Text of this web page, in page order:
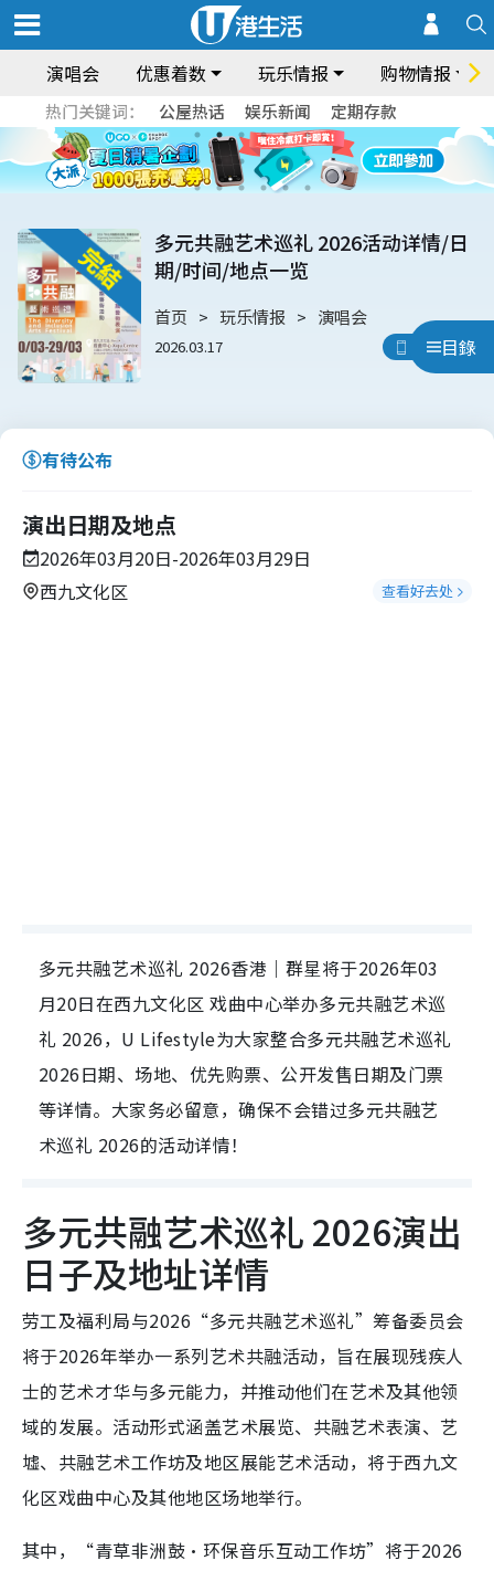
演唱会 优惠着数 玩乐情报 购物情报
热门关键词： 公屋热话 娱乐新闻 定期存款
目錄
多元共融艺术巡礼 2026活动详情/日
期/时间/地点一览
首页 玩乐情报 演唱会
2026.03.17 用App睇
有待公布
演出日期及地点
2026年03月20日-2026年03月29日
西九文化区
查看好去处
多元共融艺术巡礼 2026香港｜群星将于2026年03
月20日在西九文化区 戏曲中心举办多元共融艺术巡
礼 2026，U Lifestyle为大家整合多元共融艺术巡礼
2026日期、场地、优先购票、公开发售日期及门票
等详情。大家务必留意，确保不会错过多元共融艺
术巡礼 2026的活动详情！
多元共融艺术巡礼 2026演出
日子及地址详情
劳工及福利局与2026“多元共融艺术巡礼”筹备委员会
将于2026年举办一系列艺术共融活动，旨在展现残疾人
士的艺术才华与多元能力，并推动他们在艺术及其他领
域的发展。活动形式涵盖艺术展览、共融艺术表演、艺
墟、共融艺术工作坊及地区展能艺术活动，将于西九文
化区戏曲中心及其他地区场地举行。
其中，“青草非洲鼓・环保音乐互动工作坊”将于2026